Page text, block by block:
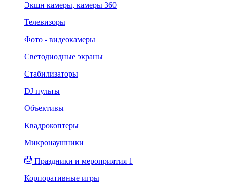
Экшн камеры, камеры 360
Телевизоры
Фото - видеокамеры
Светодиодные экраны
Стабилизаторы
DJ пульты
Объективы
Квадрокоптеры
Микронаушники
Праздники и мероприятия 1
Корпоративные игры